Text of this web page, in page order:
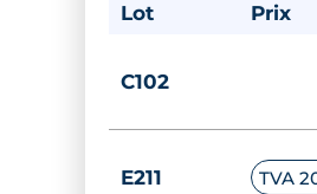
Lot Prix
C102
E211 TVA